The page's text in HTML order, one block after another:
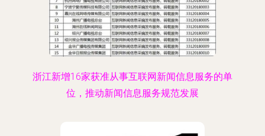
浙江新增16家获准从事互联网新闻信息服务的单
位，推动新闻信息服务规范发展